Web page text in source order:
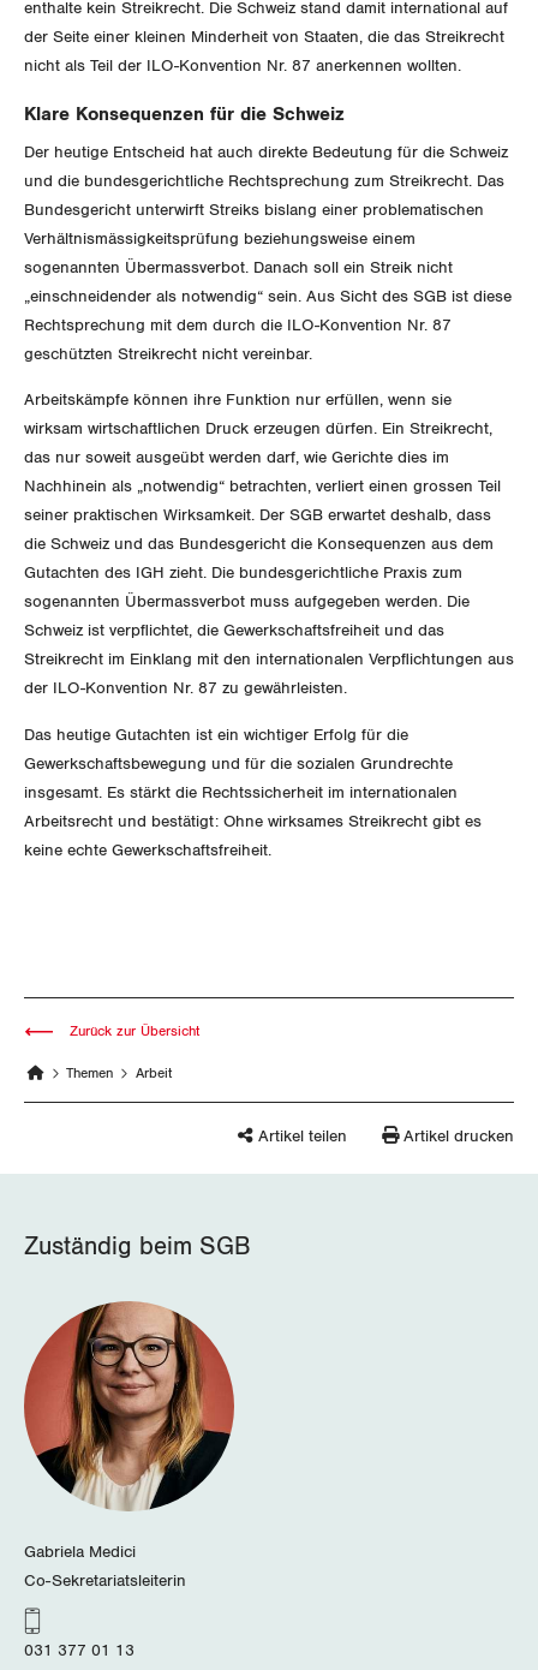
Bestellformular
WIR ÜBER UNS
Jugendkommission
Migrationskommission
Queer-Kommission
Rentner:innen-Kommission
ZENTRALSEKRETARIAT
KANTONALE BÜNDE
Bern
Freiburg
Genf
Glarus
Graubünden
Jura
Luzern
Neuenburg
Nidwalden
St. Gallen-Appenzell
Thurgau
Waadt
Wallis
Zug
ANGESCHLOSSENE VERBÄNDE
OFFENE STELLEN
Medien
Publikationen
Artikel
Medienmitteilungen
Dossier
Vernehmlassungen
Blog
Blog Daniel Lampart
Kontakt
enthalte kein Streikrecht. Die Schweiz stand damit international auf
der Seite einer kleinen Minderheit von Staaten, die das Streikrecht
nicht als Teil der ILO-Konvention Nr. 87 anerkennen wollten.
Klare Konsequenzen für die Schweiz
Der heutige Entscheid hat auch direkte Bedeutung für die Schweiz
und die bundesgerichtliche Rechtsprechung zum Streikrecht. Das
Bundesgericht unterwirft Streiks bislang einer problematischen
Verhältnismässigkeitsprüfung beziehungsweise einem
sogenannten Übermassverbot. Danach soll ein Streik nicht
„einschneidender als notwendig“ sein. Aus Sicht des SGB ist diese
Rechtsprechung mit dem durch die ILO-Konvention Nr. 87
geschützten Streikrecht nicht vereinbar.
Arbeitskämpfe können ihre Funktion nur erfüllen, wenn sie
wirksam wirtschaftlichen Druck erzeugen dürfen. Ein Streikrecht,
das nur soweit ausgeübt werden darf, wie Gerichte dies im
Nachhinein als „notwendig“ betrachten, verliert einen grossen Teil
seiner praktischen Wirksamkeit. Der SGB erwartet deshalb, dass
die Schweiz und das Bundesgericht die Konsequenzen aus dem
Gutachten des IGH zieht. Die bundesgerichtliche Praxis zum
sogenannten Übermassverbot muss aufgegeben werden. Die
Schweiz ist verpflichtet, die Gewerkschaftsfreiheit und das
Streikrecht im Einklang mit den internationalen Verpflichtungen aus
der ILO-Konvention Nr. 87 zu gewährleisten.
Das heutige Gutachten ist ein wichtiger Erfolg für die
Gewerkschaftsbewegung und für die sozialen Grundrechte
insgesamt. Es stärkt die Rechtssicherheit im internationalen
Arbeitsrecht und bestätigt: Ohne wirksames Streikrecht gibt es
keine echte Gewerkschaftsfreiheit.
Themen Arbeit
Zurück zur Übersicht
Artikel teilen Artikel drucken
Zuständig beim SGB
Gabriela Medici
Co-Sekretariatsleiterin
031 377 01 13